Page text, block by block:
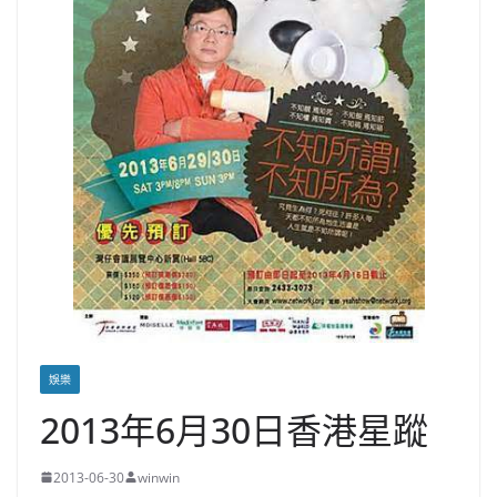
娛樂
2013年6月30日香港星蹤
2013-06-30 winwin